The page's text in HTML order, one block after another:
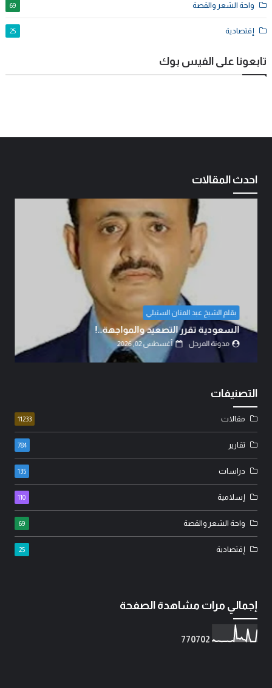
واحة الشعر والقصة 69
إقتصادية 25
تابعونا على الفيس بوك
احدث المقالات
عبد الملك سام
أحزموا حقائبكم وترقبوا..!
مدونة المرجل أغسطس 02, 2026
التصنيفات
مقالات 11233
تقارير 784
دراسات 135
إسلامية 110
واحة الشعر والقصة 69
إقتصادية 25
إجمالي مرات مشاهدة الصفحة
770702